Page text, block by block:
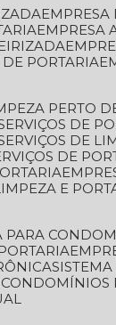
DE PORTARIA
PERTO
DE
DE
DE
E
PARA
CONDOMÍNIOS